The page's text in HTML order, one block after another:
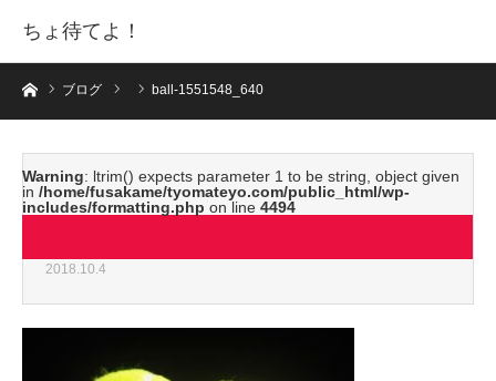
ちょ待てよ！
ホームブログ ball-1551548_640
Warning: ltrim() expects parameter 1 to be string, object given
in /home/fusakame/tyomateyo.com/public_html/wp-
includes/formatting.php on line 4494
2018.10.4